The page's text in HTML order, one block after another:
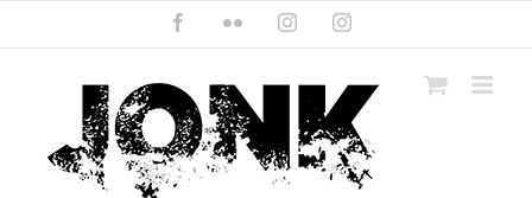
content
FacebookFlickr InstagramInstagram